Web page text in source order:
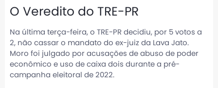
O Veredito do TRE-PR
Na última terça-feira, o TRE-PR decidiu, por 5 votos a
2, não cassar o mandato do ex-juiz da Lava Jato.
Moro foi julgado por acusações de abuso de poder
econômico e uso de caixa dois durante a pré-
campanha eleitoral de 2022.